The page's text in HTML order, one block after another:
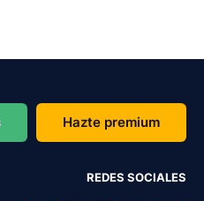
Hazte premium
REDES SOCIALES